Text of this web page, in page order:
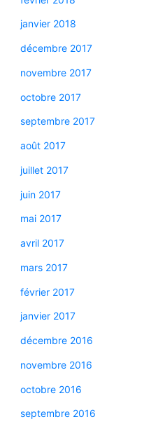
janvier 2018
décembre 2017
novembre 2017
octobre 2017
septembre 2017
août 2017
juillet 2017
juin 2017
mai 2017
avril 2017
mars 2017
février 2017
janvier 2017
décembre 2016
novembre 2016
octobre 2016
septembre 2016